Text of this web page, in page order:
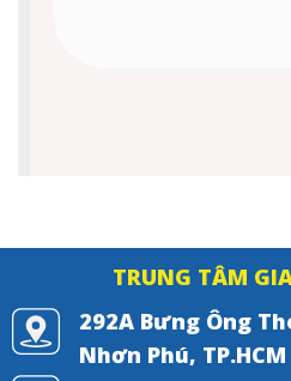
TRUNG TÂM
292A Bưng Ông
Nhơn Phú, TP.HCM